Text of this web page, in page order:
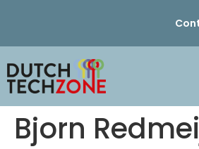
Bjorn